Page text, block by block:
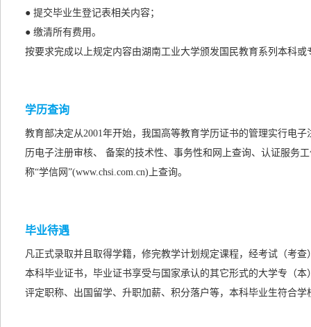
● 提交毕业生登记表相关内容；
● 缴清所有费用。
按要求完成以上规定内容由湖南工业大学颁发国民教育系列本科
学历查询
教育部决定从2001年开始，我国高等教育学历证书的管理实行电
历电子注册审核、 备案的技术性、事务性和网上查询、认证服务
称“学信网”(www.chsi.com.cn)上查询。
毕业待遇
凡正式录取并且取得学籍，修完教学计划规定课程，经考试（考
本科毕业证书，毕业证书享受与国家承认的其它形式的大学专（本
评定职称、出国留学、升职加薪、积分落户等，本科毕业生符合